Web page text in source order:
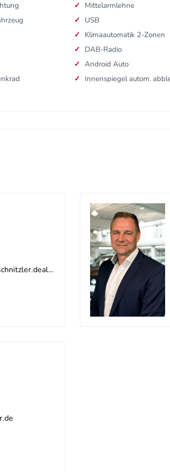
Mittelarmlehne
USB
Klimaautomatik 2-Zonen
DAB-Radio
Android Auto
Innenspiegel autom.
hilden-vw-nw@autohaus-schnitzler.dealerdesk.de